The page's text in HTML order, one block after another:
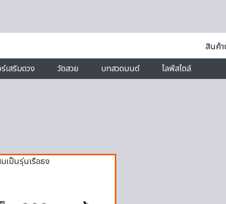
สินค้า
เสริมดวง วัดสวย บทสวดมนต์ ไลฟ์สไตล์